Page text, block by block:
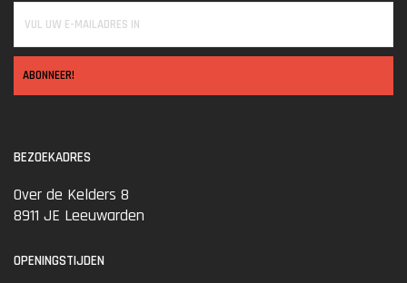
ABONNEER!
BEZOEKADRES
Over de Kelders 8
8911 JE Leeuwarden
OPENINGSTIJDEN